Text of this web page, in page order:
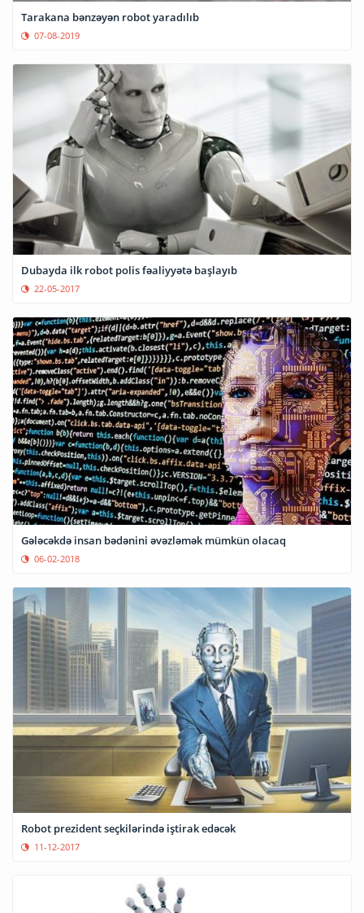
Tarakana bənzəyən robot yaradılıb
07-08-2019
Dubayda ilk robot polis fəaliyyətə başlayıb
22-05-2017
Gələcəkdə insan bədənini əvəzləmək mümkün olacaq
06-02-2018
Robot prezident seçkilərində iştirak edəcək
11-12-2017